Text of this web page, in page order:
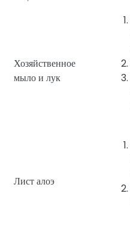
Хозяйственное
мыло и лук
Лист алоэ